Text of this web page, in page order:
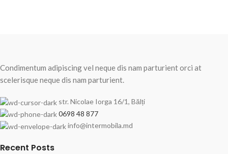
Condimentum adipiscing vel neque dis nam parturient orci at
scelerisque neque dis nam parturient.
str. Nicolae Iorga 16/1, Bălți
0698 48 877
info@intermobila.md
Recent Posts